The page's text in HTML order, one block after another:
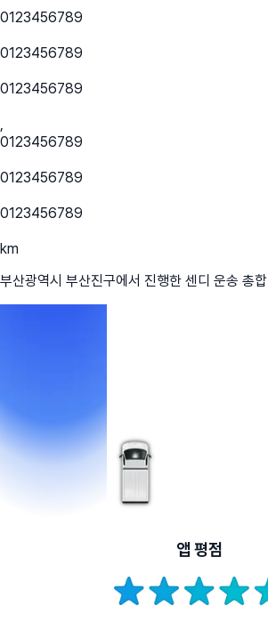
0123456789
0123456789
0123456789
,
0123456789
0123456789
0123456789
km
부산광역시 부산진구에서 진행한 센디 운송 총합
앱 평점